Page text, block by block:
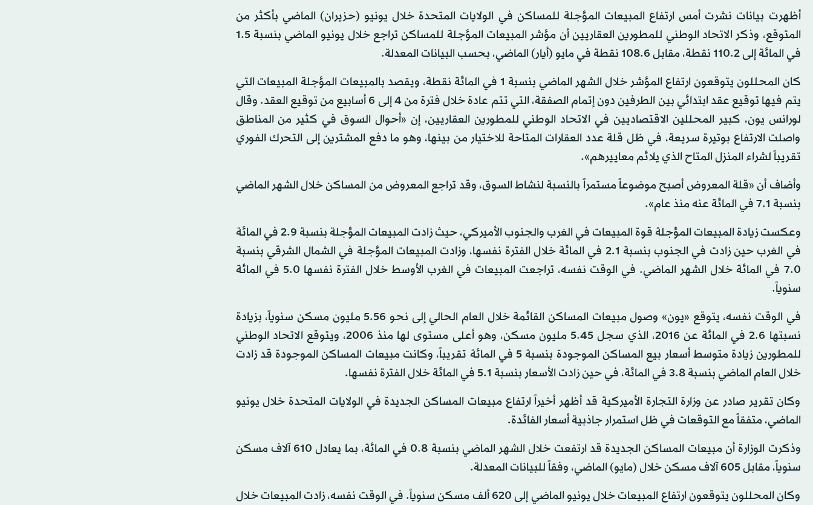
أظهرت بيانات نشرت أمس ارتفاع المبيعات المؤجلة للمساكن في الولايات المتحدة خلال يونيو (حزيران) الماضي بأكثر من
المتوقع، وذكر الاتحاد الوطني للمطورين العقاريين أن مؤشر المبيعات المؤجلة للمساكن تراجع خلال يونيو الماضي بنسبة 1.5
في المائة إلى 110.2 نقطة، مقابل 108.6 نقطة في مايو (أيار) الماضي، بحسب البيانات المعدلة.
كان المحللون يتوقعون ارتفاع المؤشر خلال الشهر الماضي بنسبة 1 في المائة نقطة، ويقصد بالمبيعات المؤجلة المبيعات التي
يتم فيها توقيع عقد ابتدائي بين الطرفين دون إتمام الصفقة، التي تتم عادة خلال فترة من 4 إلى 6 أسابيع من توقيع العقد. وقال
لورانس يون، كبير المحللين الاقتصاديين في الاتحاد الوطني للمطورين العقاريين، إن «أحوال السوق في كثير من المناطق
واصلت الارتفاع بوتيرة سريعة، في ظل قلة عدد العقارات المتاحة للاختيار من بينها، وهو ما دفع المشترين إلى التحرك الفوري
تقريباً لشراء المنزل المتاح الذي يلائم معاييرهم».
وأضاف أن «قلة المعروض أصبح موضوعاً مستمراً بالنسبة لنشاط السوق، وقد تراجع المعروض من المساكن خلال الشهر الماضي
بنسبة 7.1 في المائة عنه منذ عام».
وعكست زيادة المبيعات المؤجلة قوة المبيعات في الغرب والجنوب الأميركي، حيث زادت المبيعات المؤجلة بنسبة 2.9 في المائة
في الغرب حين زادت في الجنوب بنسبة 2.1 في المائة خلال الفترة نفسها، وزادت المبيعات المؤجلة في الشمال الشرقي بنسبة
7.0 في المائة خلال الشهر الماضي. في الوقت نفسه، تراجعت المبيعات في الغرب الأوسط خلال الفترة نفسها 5.0 في المائة
سنوياً.
في الوقت نفسه، يتوقع «يون» وصول مبيعات المساكن القائمة خلال العام الحالي إلى نحو 5.56 مليون مسكن سنوياً، بزيادة
نسبتها 2.6 في المائة عن 2016، الذي سجل 5.45 مليون مسكن، وهو أعلى مستوى لها منذ 2006، ويتوقع الاتحاد الوطني
للمطورين زيادة متوسط أسعار بيع المساكن الموجودة بنسبة 5 في المائة تقريباً، وكانت مبيعات المساكن الموجودة قد زادت
خلال العام الماضي بنسبة 3.8 في المائة، في حين زادت الأسعار بنسبة 5.1 في المائة خلال الفترة نفسها.
وكان تقرير صادر عن وزارة التجارة الأميركية قد أظهر أخيراً ارتفاع مبيعات المساكن الجديدة في الولايات المتحدة خلال يونيو
الماضي، متفقاً مع التوقعات في ظل استمرار جاذبية أسعار الفائدة.
وذكرت الوزارة أن مبيعات المساكن الجديدة قد ارتفعت خلال الشهر الماضي بنسبة 0.8 في المائة، بما يعادل 610 آلاف مسكن
سنوياً، مقابل 605 آلاف مسكن خلال (مايو) الماضي، وفقاً للبيانات المعدلة.
وكان المحللون يتوقعون ارتفاع المبيعات خلال يونيو الماضي إلى 620 ألف مسكن سنوياً. في الوقت نفسه، زادت المبيعات خلال